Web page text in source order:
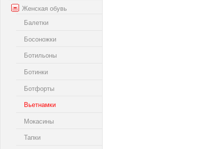
Женская обувь
Балетки
Босоножки
Ботильоны
Ботинки
Ботфорты
Вьетнамки
Мокасины
Тапки